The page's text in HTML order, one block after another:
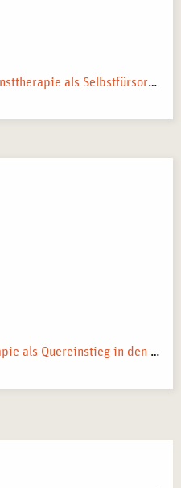
Wenn Helfen krank macht: Kunsttherapie als Selbstfürsorge in pflegenden und beratenden Berufen
Heilpraktiker für Psychotherapie als Quereinstieg in den Heilberuf